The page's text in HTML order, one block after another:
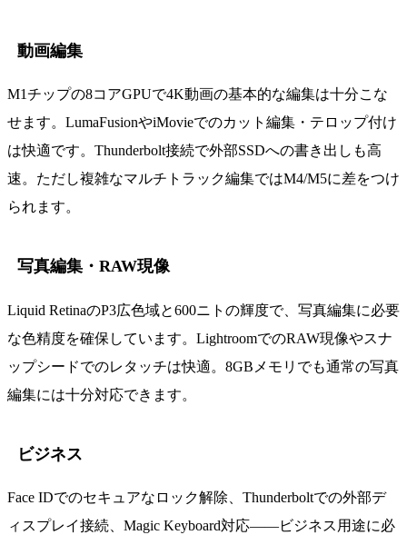
動画編集
M1チップの8コアGPUで4K動画の基本的な編集は十分こな
せます。LumaFusionやiMovieでのカット編集・テロップ付け
は快適です。Thunderbolt接続で外部SSDへの書き出しも高
速。ただし複雑なマルチトラック編集ではM4/M5に差をつけ
られます。
写真編集・RAW現像
Liquid RetinaのP3広色域と600ニトの輝度で、写真編集に必要
な色精度を確保しています。LightroomでのRAW現像やスナ
ップシードでのレタッチは快適。8GBメモリでも通常の写真
編集には十分対応できます。
ビジネス
Face IDでのセキュアなロック解除、Thunderboltでの外部デ
ィスプレイ接続、Magic Keyboard対応——ビジネス用途に必